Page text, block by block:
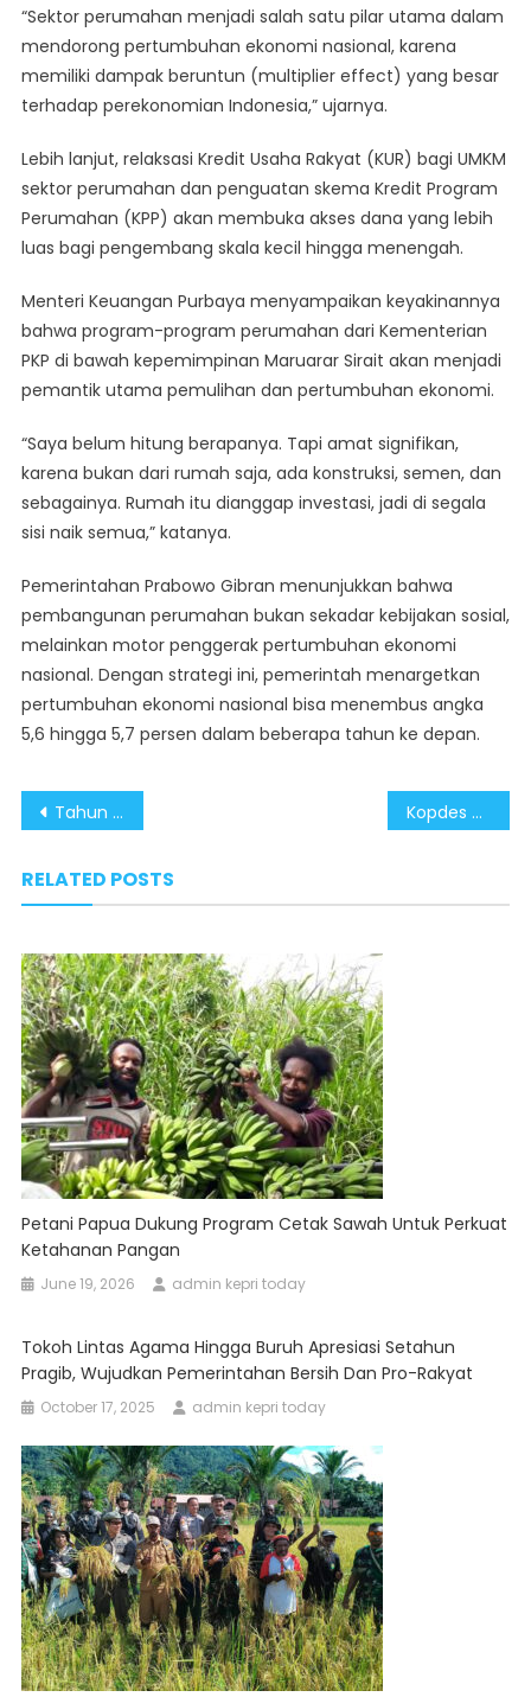
“Sektor perumahan menjadi salah satu pilar utama dalam
mendorong pertumbuhan ekonomi nasional, karena
memiliki dampak beruntun (multiplier effect) yang besar
terhadap perekonomian Indonesia,” ujarnya.
Lebih lanjut, relaksasi Kredit Usaha Rakyat (KUR) bagi UMKM
sektor perumahan dan penguatan skema Kredit Program
Perumahan (KPP) akan membuka akses dana yang lebih
luas bagi pengembang skala kecil hingga menengah.
Menteri Keuangan Purbaya menyampaikan keyakinannya
bahwa program-program perumahan dari Kementerian
PKP di bawah kepemimpinan Maruarar Sirait akan menjadi
pemantik utama pemulihan dan pertumbuhan ekonomi.
“Saya belum hitung berapanya. Tapi amat signifikan,
karena bukan dari rumah saja, ada konstruksi, semen, dan
sebagainya. Rumah itu dianggap investasi, jadi di segala
sisi naik semua,” katanya.
Pemerintahan Prabowo Gibran menunjukkan bahwa
pembangunan perumahan bukan sekadar kebijakan sosial,
melainkan motor penggerak pertumbuhan ekonomi
nasional. Dengan strategi ini, pemerintah menargetkan
pertumbuhan ekonomi nasional bisa menembus angka
5,6 hingga 5,7 persen dalam beberapa tahun ke depan.
Post
Tahun Pertama Pemerintahan Pragib: Ekonomi Bertumbuh, Rumah Subsidi Semakin Terjangkau untuk MBR Kopdes Merah Putih Jadi Penggerak Revolusi Ekonomi Desa dalam Satu Tahun Prabowo–Gibran
RELATED POSTS
Petani Papua Dukung Program Cetak Sawah Untuk Perkuat
Ketahanan Pangan
June 19, 2026 admin kepri today
Tokoh Lintas Agama Hingga Buruh Apresiasi Setahun
Pragib, Wujudkan Pemerintahan Bersih Dan Pro-Rakyat
October 17, 2025 admin kepri today